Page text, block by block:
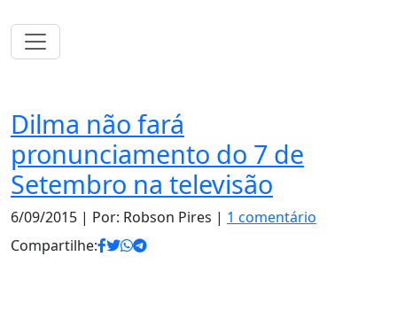
Dilma não fará
pronunciamento do 7 de
Setembro na televisão
6/09/2015 | Por: Robson Pires | 1 comentário
Compartilhe: